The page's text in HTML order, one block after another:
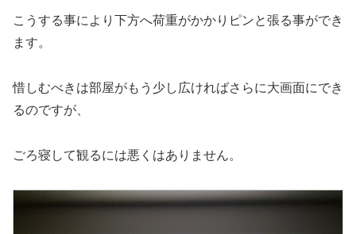
こうする事により下方へ荷重がかかりピンと張る事ができ
ます。
惜しむべきは部屋がもう少し広ければさらに大画面にでき
るのですが、
ごろ寝して観るには悪くはありません。